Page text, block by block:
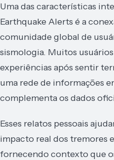
Uma das características
Earthquake Alerts é a
comunidade global de
sismologia. Muitos
experiências após sentir
uma rede de informações
complementa os dados
Esses relatos pessoais
impacto real dos tremores
fornecendo contexto que